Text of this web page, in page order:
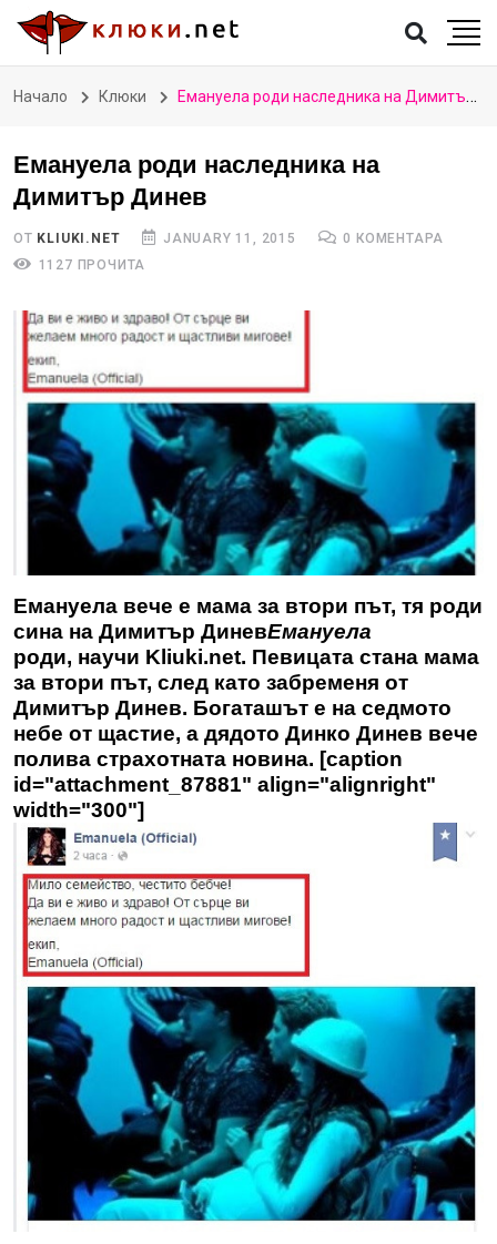
Начало Клюки Емануела роди наследника на Димитър Динев
Емануела роди наследника на
Димитър Динев
ОТ KLIUKI.NET JANUARY 11, 2015
0 КОМЕНТАРА
1127 ПРОЧИТА
Емануела вече е мама за втори път, тя роди
сина на Димитър ДиневЕмануела
роди, научи Kliuki.net. Певицата стана мама
за втори път, след като забременя от
Димитър Динев. Богаташът е на седмото
небе от щастие, а дядото Динко Динев вече
полива страхотната новина. [caption
id="attachment_87881" align="alignright"
width="300"]